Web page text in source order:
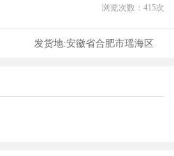
浏览次数： 415次
发货地:安徽省合肥市瑶海区